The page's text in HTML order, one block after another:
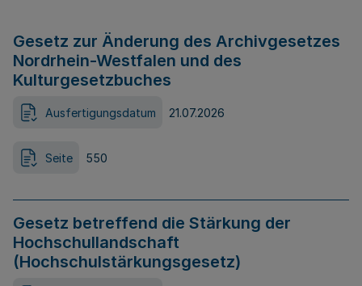
Gesetz zur Änderung des Archivgesetzes
Nordrhein-Westfalen und des
Kulturgesetzbuches
Ausfertigungsdatum 21.07.2026
Seite 550
Gesetz betreffend die Stärkung der
Hochschullandschaft
(Hochschulstärkungsgesetz)